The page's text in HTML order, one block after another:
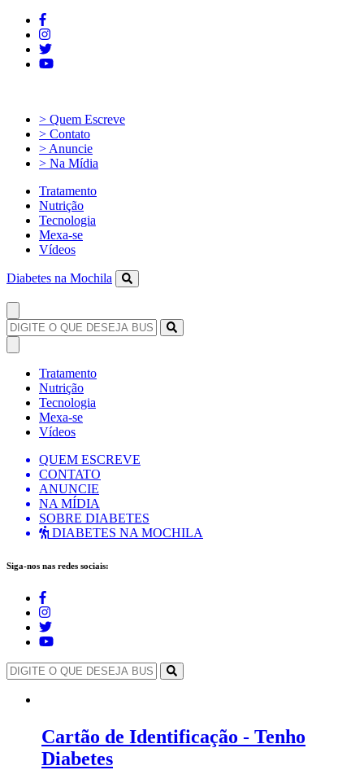
> Quem Escreve
> Contato
> Anuncie
> Na Mídia
Tratamento
Nutrição
Tecnologia
Mexa-se
Vídeos
Diabetes na Mochila
Tratamento
Nutrição
Tecnologia
Mexa-se
Vídeos
QUEM ESCREVE
CONTATO
ANUNCIE
NA MÍDIA
SOBRE DIABETES
DIABETES NA MOCHILA
Siga-nos nas redes sociais:
Cartão de Identificação - Tenho
Diabetes